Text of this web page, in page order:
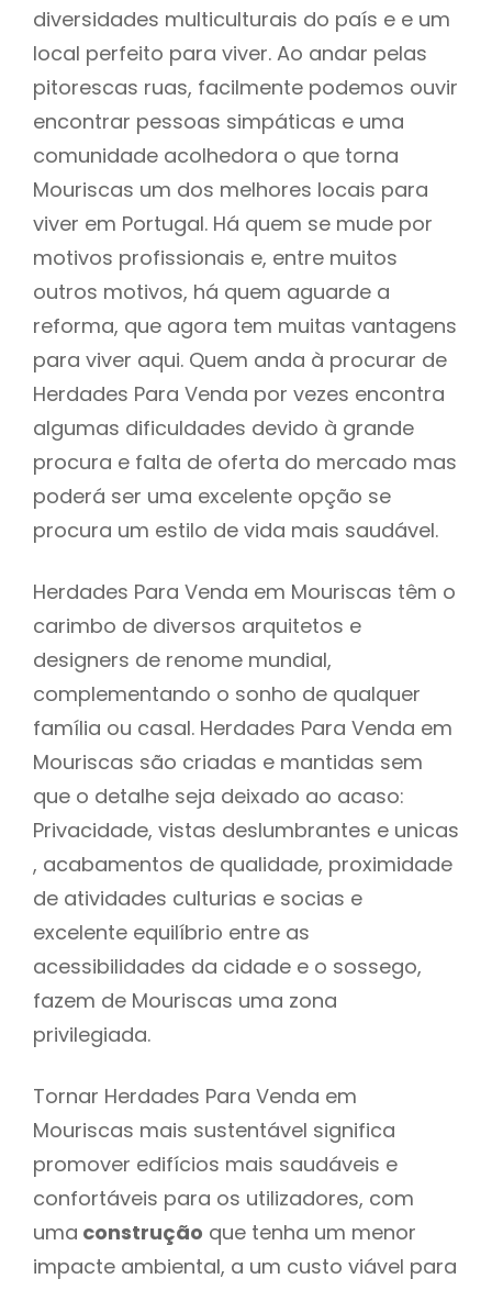
diversidades multiculturais do país e e um
local perfeito para viver. Ao andar pelas
pitorescas ruas, facilmente podemos ouvir
encontrar pessoas simpáticas e uma
comunidade acolhedora o que torna
Mouriscas um dos melhores locais para
viver em Portugal. Há quem se mude por
motivos profissionais e, entre muitos
outros motivos, há quem aguarde a
reforma, que agora tem muitas vantagens
para viver aqui. Quem anda à procurar de
Herdades Para Venda por vezes encontra
algumas dificuldades devido à grande
procura e falta de oferta do mercado mas
poderá ser uma excelente opção se
procura um estilo de vida mais saudável.
Herdades Para Venda em Mouriscas têm o
carimbo de diversos arquitetos e
designers de renome mundial,
complementando o sonho de qualquer
família ou casal. Herdades Para Venda em
Mouriscas são criadas e mantidas sem
que o detalhe seja deixado ao acaso:
Privacidade, vistas deslumbrantes e unicas
, acabamentos de qualidade, proximidade
de atividades culturias e socias e
excelente equilíbrio entre as
acessibilidades da cidade e o sossego,
fazem de Mouriscas uma zona
privilegiada.
Tornar Herdades Para Venda em
Mouriscas mais sustentável significa
promover edifícios mais saudáveis e
confortáveis para os utilizadores, com
uma construção que tenha um menor
impacte ambiental, a um custo viável para